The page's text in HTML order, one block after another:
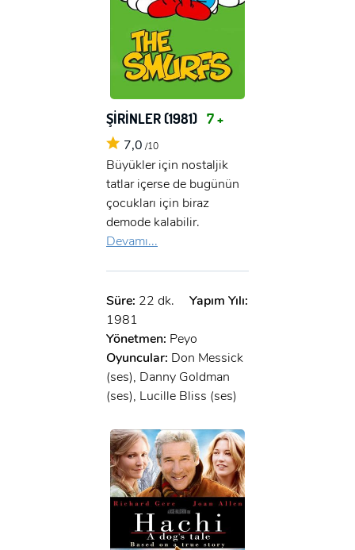
ŞİRİNLER (1981) 7 +
7,0 /10
Büyükler için nostaljik
tatlar içerse de bugünün
çocukları için biraz
demode kalabilir.
Devamı...
Süre: 22 dk.
Yapım Yılı:
1981
Yönetmen: Peyo
Oyuncular: Don Messick
(ses), Danny Goldman
(ses), Lucille Bliss (ses)